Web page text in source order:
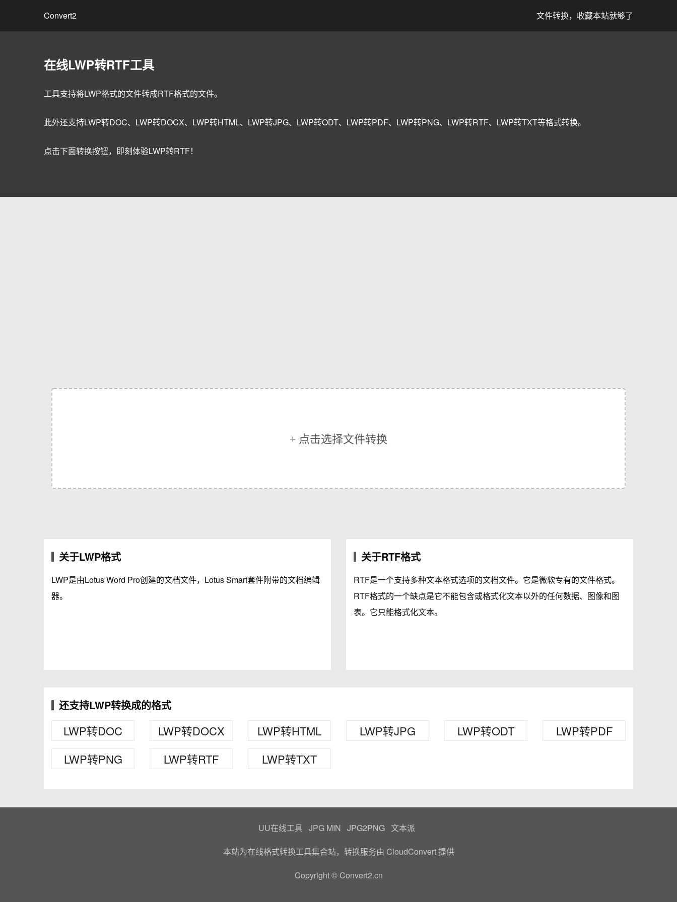
Convert2 文件转换，收藏本站就够了
在线LWP转RTF工具
工具支持将LWP格式的文件转成RTF格式的文件。
此外还支持LWP转DOC、LWP转DOCX、LWP转HTML、LWP转JPG、LWP转ODT、LWP转PDF、LWP转PNG、LWP转RTF、LWP转TXT等格式转换。
点击下面转换按钮，即刻体验LWP转RTF！
+ 点击选择文件转换
关于LWP格式
LWP是由Lotus Word Pro创建的文档文件，Lotus Smart套件附带的文档编辑
器。
关于RTF格式
RTF是一个支持多种文本格式选项的文档文件。它是微软专有的文件格式。
RTF格式的一个缺点是它不能包含或格式化文本以外的任何数据、图像和图
表。它只能格式化文本。
还支持LWP转换成的格式
LWP转DOC LWP转DOCX LWP转HTML LWP转JPG LWP转ODT
LWP转PDF
LWP转PNG
LWP转RTF LWP转TXT
UU在线工具 JPG MIN JPG2PNG 文本派
本站为在线格式转换工具集合站，转换服务由 CloudConvert提供
Copyright © Convert2.cn